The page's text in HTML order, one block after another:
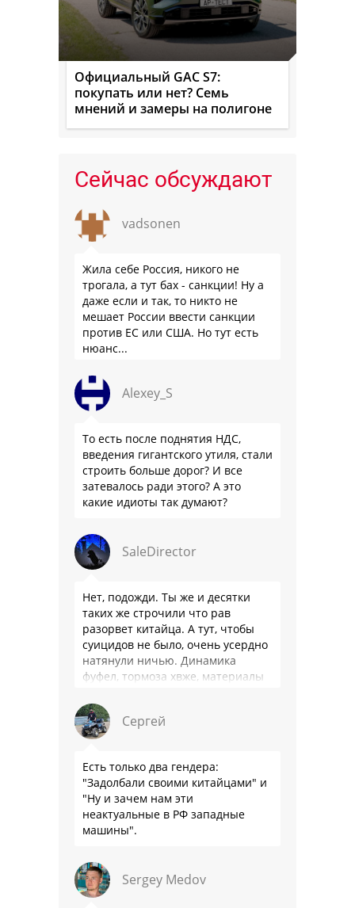
Официальный GAC S7:
покупать или нет? Семь
мнений и замеры на полигоне
Сейчас обсуждают
vadsonen
Жила себе Россия, никого не
трогала, а тут бах - санкции! Ну а
даже если и так, то никто не
мешает России ввести санкции
против ЕС или США. Но тут есть
нюанс...
Alexey_S
То есть после поднятия НДС,
введения гигантского утиля, стали
строить больше дорог? И все
затевалось ради этого? А это
какие идиоты так думают?
SaleDirector
Нет, подожди. Ты же и десятки
таких же строчили что рав
разорвет китайца. А тут, чтобы
суицидов не было, очень усердно
натянули ничью. Динамика
фуфел, тормоза хвже, материалы
Сергей
Есть только два гендера:
"Задолбали своими китайцами" и
"Ну и зачем нам эти
неактуальные в РФ западные
машины".
Sergey Medov